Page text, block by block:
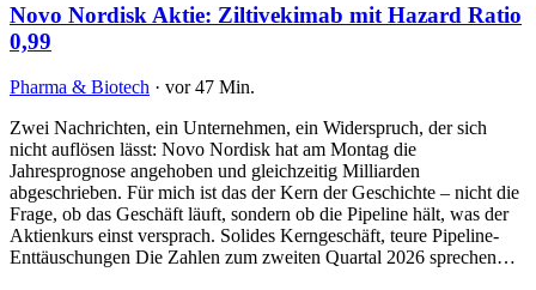
Novo Nordisk Aktie: Ziltivekimab mit Hazard Ratio
0,99
Pharma & Biotech · vor 47 Min.
Zwei Nachrichten, ein Unternehmen, ein Widerspruch, der sich
nicht auflösen lässt: Novo Nordisk hat am Montag die
Jahresprognose angehoben und gleichzeitig Milliarden
abgeschrieben. Für mich ist das der Kern der Geschichte – nicht die
Frage, ob das Geschäft läuft, sondern ob die Pipeline hält, was der
Aktienkurs einst versprach. Solides Kerngeschäft, teure Pipeline-
Enttäuschungen Die Zahlen zum zweiten Quartal 2026 sprechen…